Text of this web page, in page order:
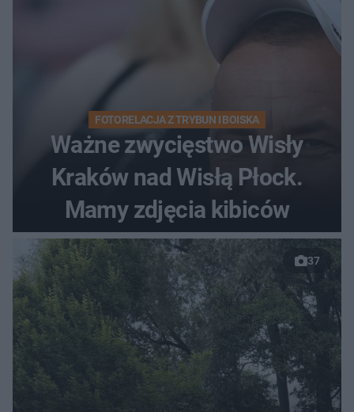
FOTORELACJA Z TRYBUN I BOISKA
Ważne zwycięstwo Wisły
Kraków nad Wisłą Płock.
Mamy zdjęcia kibiców
37